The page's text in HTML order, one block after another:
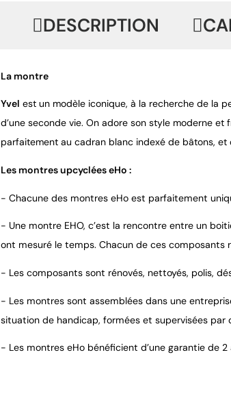
DESCRIPTION
La montre
Yvel est un modèle iconique, à la recherche de la
d’une seconde vie. On adore son style moderne
parfaitement au cadran blanc indexé de bâtons,
Les montres upcyclées eHo :
- Chacune des montres eHo est parfaitement
- Une montre EHO, c’est la rencontre entre un
ont mesuré le temps. Chacun de ces composants
- Les composants sont rénovés, nettoyés, polis,
- Les montres sont assemblées dans une
situation de handicap, formées et supervisées par
- Les montres eHo bénéficient d’une garantie de